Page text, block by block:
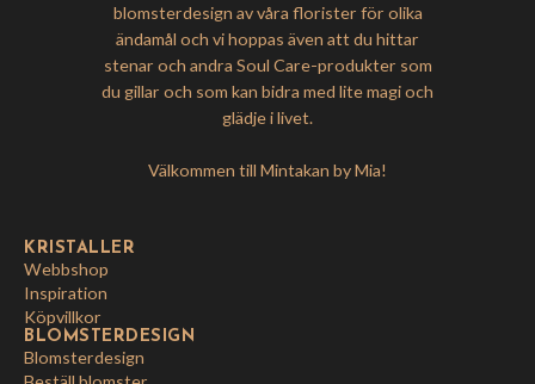
blomsterdesign av våra florister för olika
ändamål och vi hoppas även att du hittar
stenar och andra Soul Care-produkter som
du gillar och som kan bidra med lite magi och
glädje i livet.
Välkommen till Mintakan by Mia!
KRISTALLER
Webbshop
Inspiration
Köpvillkor
BLOMSTERDESIGN
Blomsterdesign